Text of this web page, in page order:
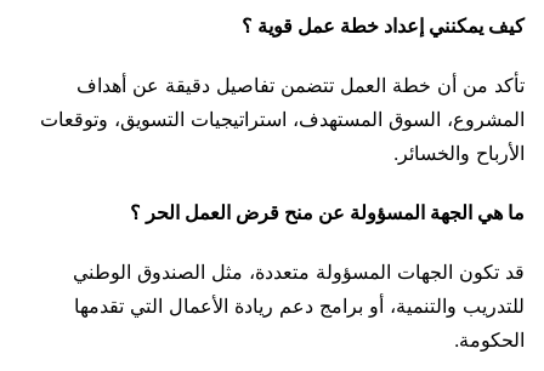
كيف يمكنني إعداد خطة عمل قوية ؟
تأكد من أن خطة العمل تتضمن تفاصيل دقيقة عن أهداف
المشروع، السوق المستهدف، استراتيجيات التسويق، وتوقعات
الأرباح والخسائر.
ما هي الجهة المسؤولة عن منح قرض العمل الحر ؟
قد تكون الجهات المسؤولة متعددة، مثل الصندوق الوطني
للتدريب والتنمية، أو برامج دعم ريادة الأعمال التي تقدمها
الحكومة.